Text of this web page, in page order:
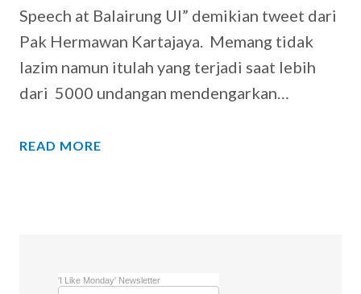
Speech at Balairung UI” demikian tweet dari
Pak Hermawan Kartajaya. Memang tidak
lazim namun itulah yang terjadi saat lebih
dari 5000 undangan mendengarkan…
READ MORE
'I Like Monday' Newsletter